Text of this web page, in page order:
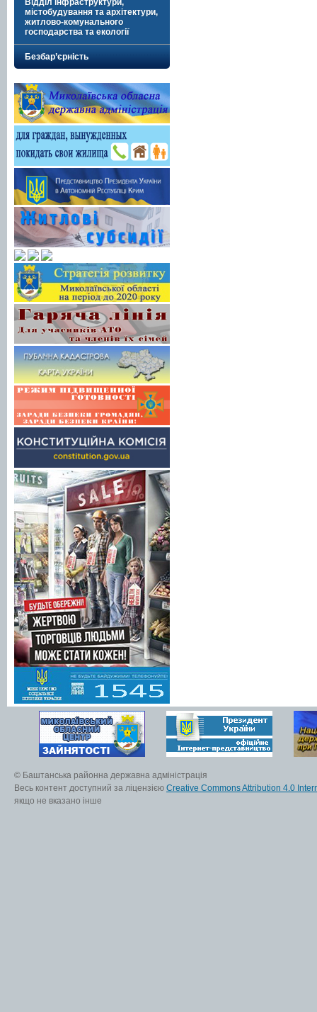
Відділ інфраструктури,
містобудування та архітектури,
житлово-комунального
господарства та екології
Безбар’єрність
© Баштанська районна державна адміністрація
Весь контент доступний за ліцензією Creative Commons Attribution 4.0
якщо не вказано інше